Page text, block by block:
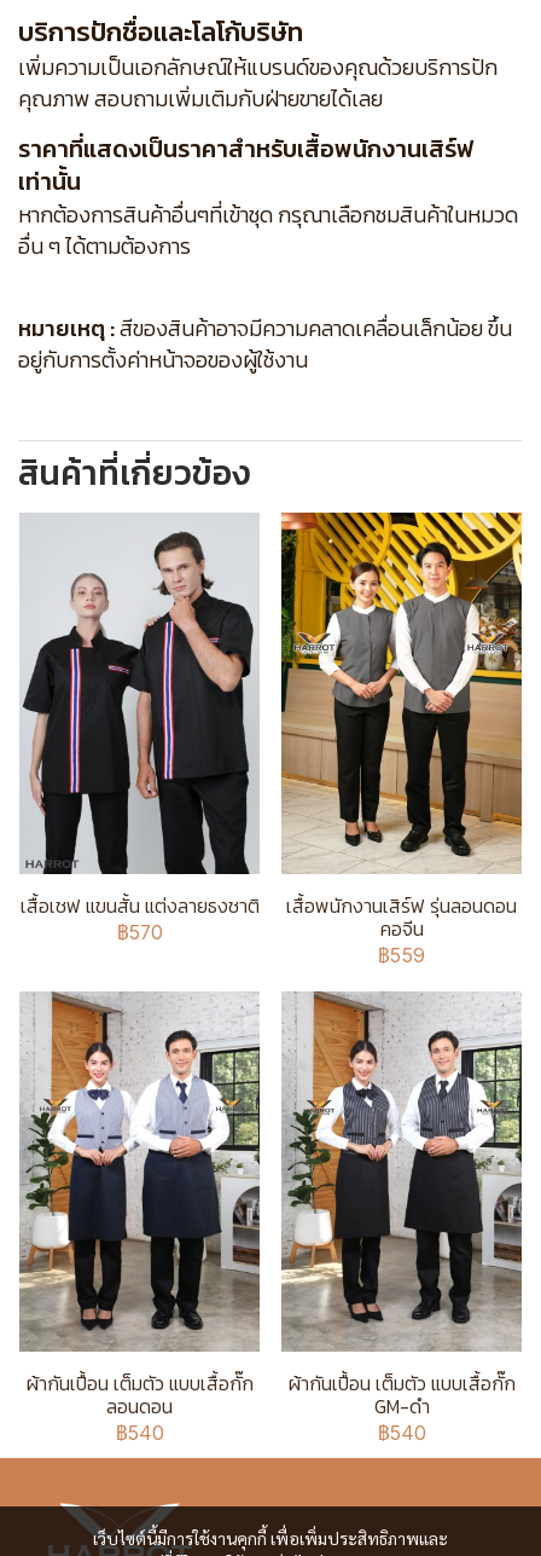
บริการปักชื่อและโลโก้บริษัท
เพิ่มความเป็นเอกลักษณ์ให้แบรนด์ของคุณด้วยบริการปัก
คุณภาพ สอบถามเพิ่มเติมกับฝ่ายขายได้เลย
ราคาที่แสดงเป็นราคาสำหรับเสื้อพนักงานเสิร์ฟ
เท่านั้น
หากต้องการสินค้าอื่นๆที่เข้าชุด กรุณาเลือกชมสินค้าในหมวด
อื่น ๆ ได้ตามต้องการ
หมายเหตุ :สีของสินค้าอาจมีความคลาดเคลื่อนเล็กน้อย ขึ้น
อยู่กับการตั้งค่าหน้าจอของผู้ใช้งาน
สินค้าที่เกี่ยวข้อง
เสื้อเชฟ แขนสั้น แต่งลายธงชาติ
฿570
เสื้อพนักงานเสิร์ฟ รุ่นลอนดอน
คอจีน
฿559
ผ้ากันเปื้อน เต็มตัว แบบเสื้อกั๊ก
ลอนดอน
฿540
ผ้ากันเปื้อน เต็มตัว แบบเสื้อกั๊ก
GM-ดำ
฿540
เว็บไซต์นี้มีการใช้งานคุกกี้ เพื่อเพิ่มประสิทธิภาพและ